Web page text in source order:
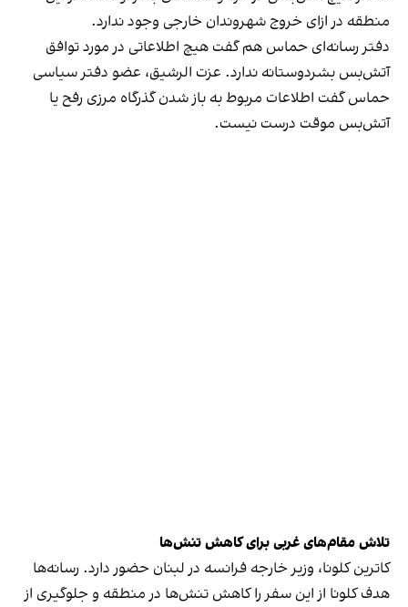
منطقه در ازای خروج شهروندان خارجی‌ وجود ندارد.
دفتر رسانه‌ای حماس هم گفت هیچ اطلاعاتی در مورد توافق
آتش‌بس بشردوستانه ندارد. عزت الرشیق، عضو دفتر سیاسی
حماس گفت اطلاعات مربوط به باز شدن گذرگاه مرزی رفح یا
آتش‌بس موقت درست نیست.
تلاش مقام‌های غربی برای کاهش تنش‌ها
کاترین کلونا، وزیر خارجه فرانسه در لبنان حضور دارد. رسانه‌ها
هدف کلونا از این سفر را کاهش تنش‌ها در منطقه و جلوگیری از